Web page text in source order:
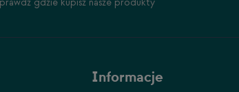
gdzie kupisz nasze produkty
Informacje